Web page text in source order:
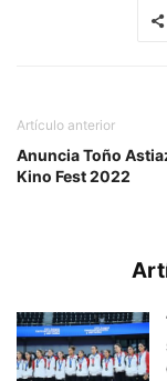
Artículo anterior
Anuncia Toño
Kino Fest 2022